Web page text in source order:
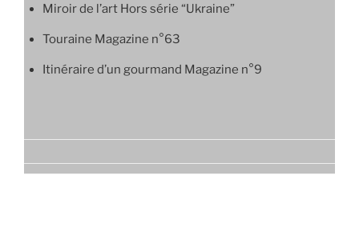
Miroir de l’art Hors série “Ukraine”
Touraine Magazine n°63
Itinéraire d’un gourmand Magazine n°9